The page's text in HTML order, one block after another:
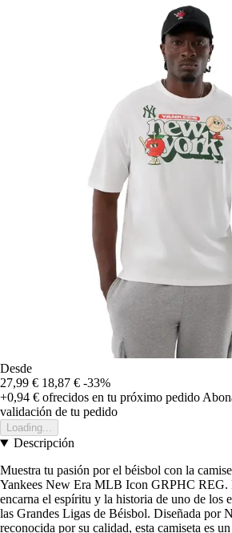
Desde
27,99 € 18,87 € -33%
+0,94 € ofrecidos en tu próximo pedido
validación de tu pedido
Loading...
Descripción
Muestra tu pasión por el béisbol con la
Yankees New Era MLB Icon GRPHC REG.
encarna el espíritu y la historia de uno de los
las Grandes Ligas de Béisbol. Diseñada por
reconocida por su calidad, esta camiseta es